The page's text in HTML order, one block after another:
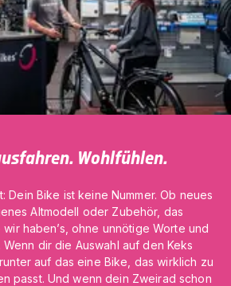
Wohlfühlen.
Dein Bike ist keine Nummer. Ob neues
Altmodell oder Zubehör, das
haben’s, ohne unnötige Worte und
dir die Auswahl auf den Keks
auf das eine Bike, das wirklich zu
passt. Und wenn dein Zweirad schon